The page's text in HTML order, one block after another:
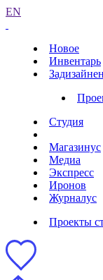
EN
Новое
Инвентарь
Студия
Магазинус
Медиа
Экспресс
Иронов
Журналус
Проекты